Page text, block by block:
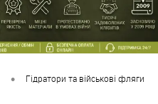
• Гідратори та військові фляги